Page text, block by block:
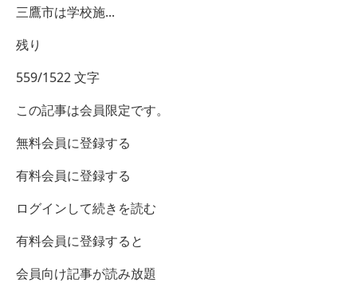
三鷹市は学校施...
残り
559/1522 文字
この記事は会員限定です。
無料会員に登録する
有料会員に登録する
ログインして続きを読む
有料会員に登録すると
会員向け記事が読み放題